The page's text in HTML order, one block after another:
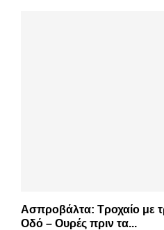
Ασπροβάλτα: Τροχαίο με
Οδό – Ουρές πριν τα...